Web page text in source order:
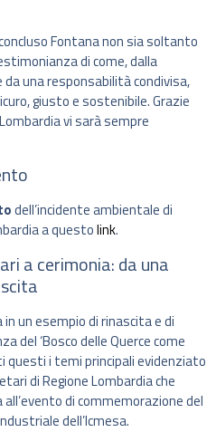
Fontana non sia soltanto
di come, dalla
una responsabilità condivisa,
giusto e sostenibile. Grazie
vi sarà sempre
dell’incidente ambientale di
a questolink.
a cerimonia: da una
un esempio di rinascita e di
del ‘Bosco delle Querce come
questi i temi principali evidenziato
di Regione Lombardia che
di commemorazione del
dell’Icmesa.